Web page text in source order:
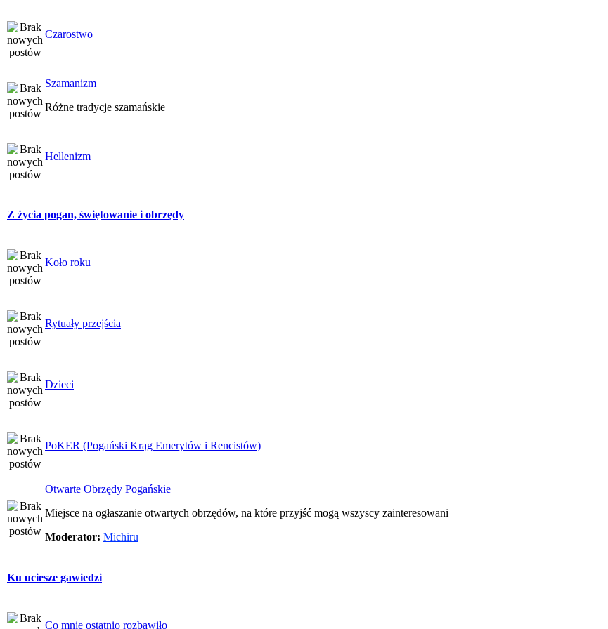
Czarostwo
Szamanizm
Różne tradycje szamańskie
Hellenizm
Z życia pogan, świętowanie i obrzędy
Koło roku
Rytuały przejścia
Dzieci
PoKER (Pogański Krąg Emerytów i Rencistów)
Otwarte Obrzędy Pogańskie
Miejsce na ogłaszanie otwartych obrzędów, na które przyjść mogą wszyscy zainteresowani
Moderator: Michiru
Ku uciesze gawiedzi
Co mnie ostatnio rozbawiło